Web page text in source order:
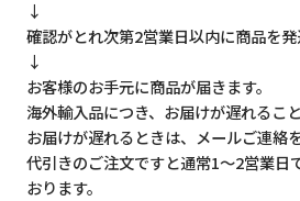
↓
確認がとれ次第2営業日以内に商品を
↓
お客様のお手元に商品が届きます。
海外輸入品につき、お届けが遅れるこ
お届けが遅れるときは、メールご連絡
代引きのご注文ですと通常1～2営業日
おります。